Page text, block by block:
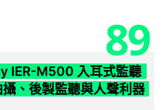
89
IER-M500 入耳式監聽
、後製監聽與人聲利器